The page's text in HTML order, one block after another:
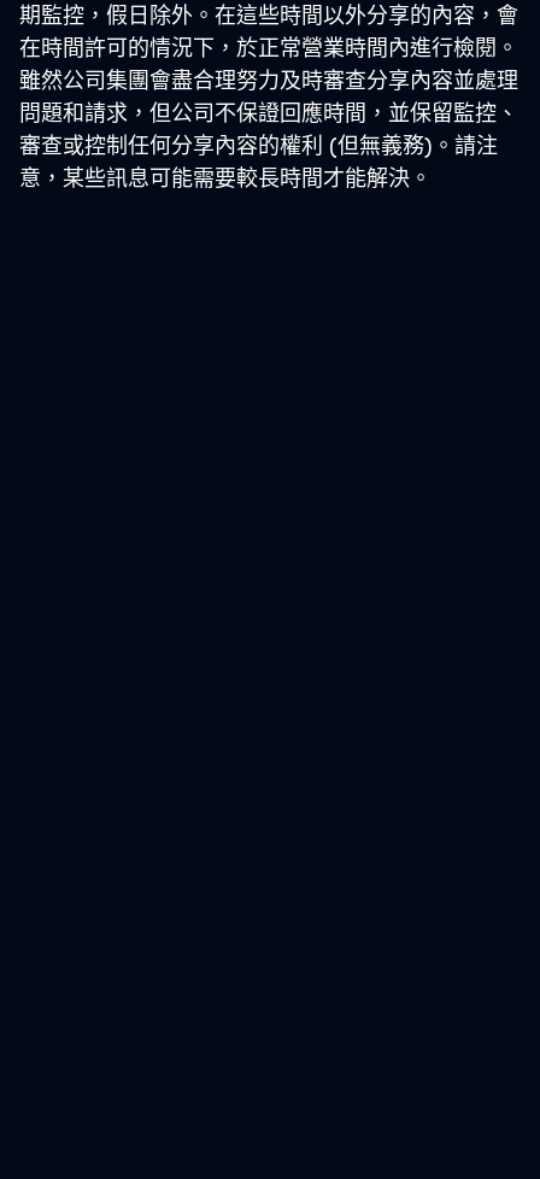
期監控，假日除外。在這些時間以外分享的內容，會
在時間許可的情況下，於正常營業時間內進行檢閱。
雖然公司集團會盡合理努力及時審查分享內容並處理
問題和請求，但公司不保證回應時間，並保留監控、
審查或控制任何分享內容的權利 (但無義務)。請注
意，某些訊息可能需要較長時間才能解決。